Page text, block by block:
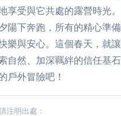
享受與它共處的露營時光
陽下奔跑，所有的精心準
樂與安心。這個春天，就
自然、加深羈絆的信任基
戶外冒險吧！
注明出處：